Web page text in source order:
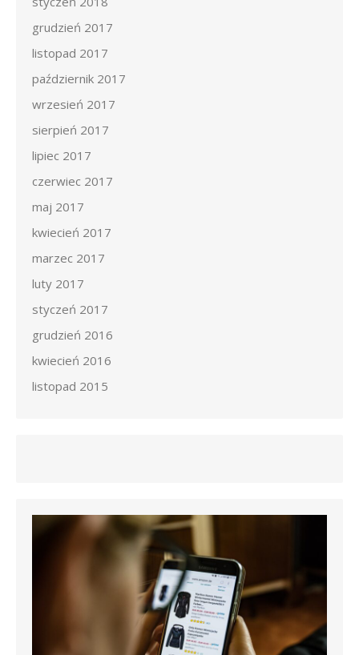
grudzień 2017
listopad 2017
październik 2017
wrzesień 2017
sierpień 2017
lipiec 2017
czerwiec 2017
maj 2017
kwiecień 2017
marzec 2017
luty 2017
styczeń 2017
grudzień 2016
kwiecień 2016
listopad 2015